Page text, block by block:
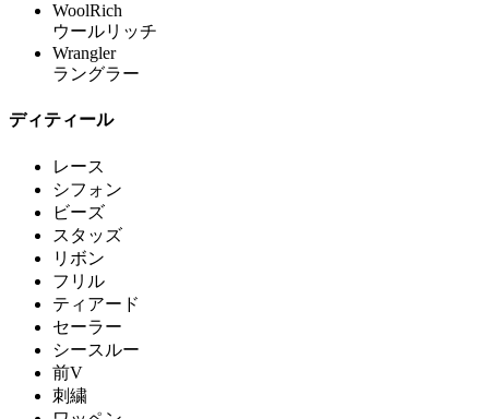
WoolRich
ウールリッチ
Wrangler
ラングラー
ディティール
レース
シフォン
ビーズ
スタッズ
リボン
フリル
ティアード
セーラー
シースルー
前V
刺繍